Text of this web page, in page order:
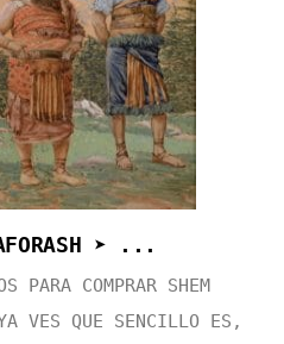
➤ ...
PARA COMPRAR SHEM
VES QUE SENCILLO ES,